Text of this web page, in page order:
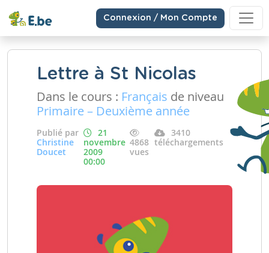
Connexion / Mon Compte
Lettre à St Nicolas
Dans le cours : Français de niveau
Primaire – Deuxième année
Publié par
Christine
Doucet
21
novembre
2009
00:00
4868
vues
3410
téléchargements